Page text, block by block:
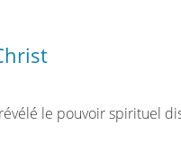
le pouvoir spirituel